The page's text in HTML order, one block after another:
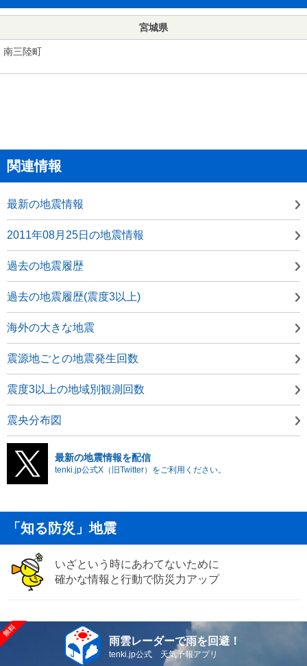
宮城県
南三陸町
関連情報
最新の地震情報
2011年08月25日の地震情報
過去の地震履歴
過去の地震履歴(震度3以上)
海外の大きな地震
震源地ごとの地震発生回数
震度3以上の地域別観測回数
震央分布図
最新の地震情報を配信
tenki.jp公式X（旧Twitter）をご利用ください。
「知る防災」地震
いざという時にあわてないために
確かな情報と行動で防災力アップ
雨雲レーダーで雨を回避！
tenki.jp公式 天気予報アプリ